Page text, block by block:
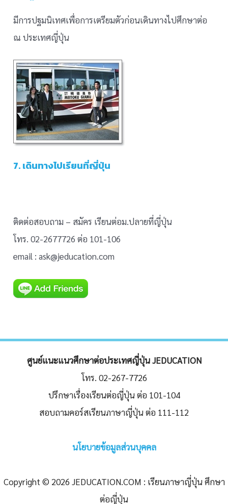
มีการปฐมนิเทศเพื่อการเตรียมตัวก่อนเดินทางไปศึกษาต่อ
ณ ประเทศญี่ปุ่น
7. เดินทางไปเรียนที่ญี่ปุ่น
ติดต่อสอบถาม – สมัคร เรียนต่อม.ปลายที่ญี่ปุ่น
โทร. 02-2677726 ต่อ 101-106
email : ask@jeducation.com
ศูนย์แนะแนวศึกษาต่อประเทศญี่ปุ่น JEDUCATION
โทร. 02-267-7726
ปรึกษาเรื่องเรียนต่อญี่ปุ่น ต่อ 101-104
สอบถามคอร์สเรียนภาษาญี่ปุ่น ต่อ 111-112
นโยบายข้อมูลส่วนบุคคล
Copyright © 2026 JEDUCATION.COM : เรียนภาษาญี่ปุ่น ศึกษา
ต่อญี่ปุ่น